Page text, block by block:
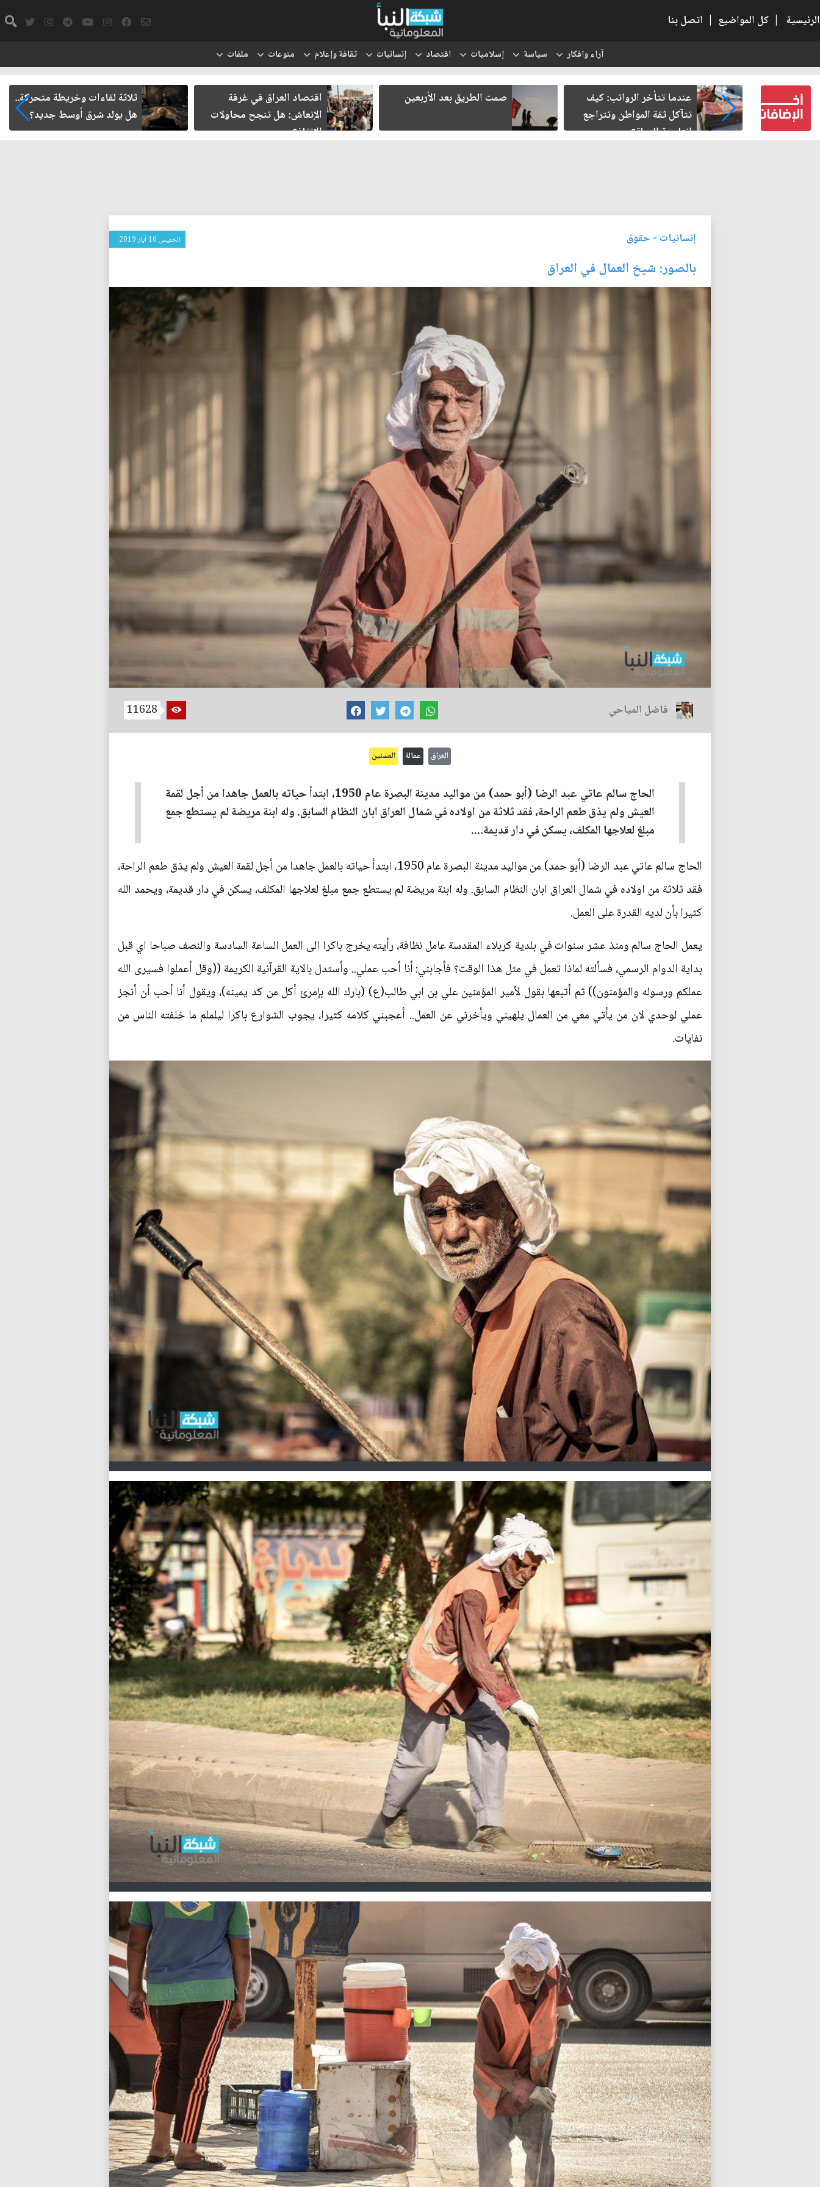
الرئيسية | كل المواضيع | اتصل بنا
آراء وافكار سياسة إسلاميات اقتصاد إنسانيات ثقافة وإعلام منوعات ملفات
حين
عندما تتأخر الرواتب: كيف
تتآكل ثقة المواطن وتتراجع
إنتاجية الدولة؟
صمت الطريق بعد الأربعين
اقتصاد العراق في غرفة
الإنعاش: هل تنجح محاولات
الإنقاذ؟
ثلاثة لقاءات وخريطة متحركة..
هل يولد شرق أوسط جديد؟
إنسانيات - حقوق الخميس 16 آيار 2019
بالصور: شيخ العمال في العراق
فاضل المياحي 11628
العراق عمالة المسنين
الحاج سالم عاتي عبد الرضا (أبو حمد) من مواليد مدينة البصرة عام 1950، ابتدأ حياته بالعمل جاهدا من أجل لقمة
العيش ولم يذق طعم الراحة، فقد ثلاثة من اولاده في شمال العراق ابان النظام السابق. وله ابنة مريضة لم يستطع جمع
مبلغ لعلاجها المكلف، يسكن في دار قديمة....
الحاج سالم عاتي عبد الرضا (أبو حمد) من مواليد مدينة البصرة عام 1950، ابتدأ حياته بالعمل جاهدا من أجل لقمة العيش ولم يذق طعم الراحة،
فقد ثلاثة من اولاده في شمال العراق ابان النظام السابق. وله ابنة مريضة لم يستطع جمع مبلغ لعلاجها المكلف، يسكن في دار قديمة، ويحمد الله
كثيرا بأن لديه القدرة على العمل.
يعمل الحاج سالم ومنذ عشر سنوات في بلدية كربلاء المقدسة عامل نظافة، رأيته يخرج باكرا الى العمل الساعة السادسة والنصف صباحا اي قبل
بداية الدوام الرسمي، فسألته لماذا تعمل في مثل هذا الوقت؟ فأجابني: أنا أحب عملي.. وأستدل بالاية القرآنية الكريمة ((وقل أعملوا فسيرى الله
عملكم ورسوله والمؤمنون)) ثم أتبعها بقول لأمير المؤمنين علي بن ابي طالب(ع) (بارك الله بإمرئ أكل من كد يمينه)، ويقول أنا أحب أن أنجز
عملي لوحدي لان من يأتي معي من العمال يلهيني ويأخرني عن العمل.. أعجبني كلامه كثيرا، يجوب الشوارع باكرا ليلملم ما خلفته الناس من
نفايات.